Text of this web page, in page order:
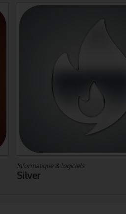
Informatique & logiciels
Silver